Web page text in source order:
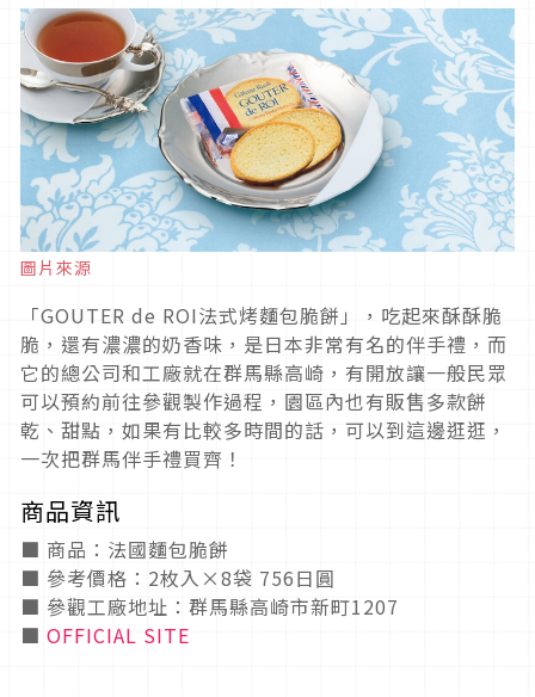
圖片來源
「GOUTER de ROI法式烤麵包脆餅」，吃起來酥酥脆
脆，還有濃濃的奶香味，是日本非常有名的伴手禮，而
它的總公司和工廠就在群馬縣高崎，有開放讓一般民眾
可以預約前往參觀製作過程，園區內也有販售多款餅
乾、甜點，如果有比較多時間的話，可以到這邊逛逛，
一次把群馬伴手禮買齊！
商品資訊
■ 商品：法國麵包脆餅
■ 參考價格：2枚入×8袋 756日圓
■ 參觀工廠地址：群馬縣高崎市新町1207
■ OFFICIAL SITE